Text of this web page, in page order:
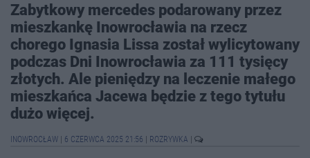
Zabytkowy mercedes podarowany przez
mieszkankę Inowrocławia na rzecz
chorego Ignasia Lissa został wylicytowany
podczas Dni Inowrocławia za 111 tysięcy
złotych. Ale pieniędzy na leczenie małego
mieszkańca Jacewa będzie z tego tytułu
dużo więcej.
INOWROCŁAW 6 CZERWCA 2025 21:56 ROZRYWKA